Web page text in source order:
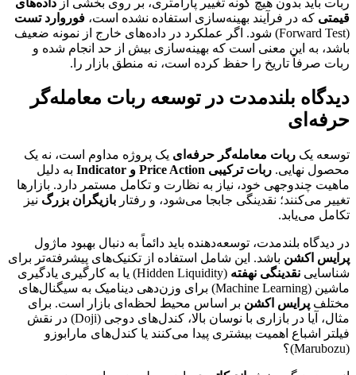
ربات باید بدون هیچ گونه تغییر پارامتری، بر روی بخشی از داده‌های
قیمتی که در فرآیند بهینه‌سازی استفاده نشده است، فوروارد تست
(Forward Test) شود. اگر عملکرد در داده‌های خارج از نمونه ضعیف
باشد، به این معنی است که بهینه‌سازی بیش از حد انجام شده و
ربات صرفاً تاریخ را حفظ کرده است، نه منطق بازار را.
دیدگاه بلندمدت در توسعه ربات معامله‌گر
حرفه‌ای
توسعه یک ربات معامله‌گر حرفه‌ای یک پروژه مداوم است، نه یک
محصول نهایی. ربات ترکیبی Price Action و Indicator
به دلیل
ماهیت چندوجهی خود، نیاز به نظارت و تکامل مستمر دارد. بازارها
تغییر می‌کنند؛ نقدینگی جابجا می‌شود، و رفتار بازیگران بزرگ نیز
تکامل می‌یابد.
در دیدگاه بلندمدت، توسعه‌دهنده باید دائماً به دنبال بهبود ماژول
پرایس اکشن باشد. این شامل استفاده از تکنیک‌های پیشرفته‌تر برای
شناسایی نقدینگی نهفته
(Hidden Liquidity) یا به کارگیری یادگیری
ماشین (Machine Learning) برای وزن‌دهی دینامیک به سیگنال‌های
مختلف پرایس اکشن بر اساس محیط لحظه‌ای بازار است. برای
مثال، آیا در بازاری با نوسان بالا، کندل‌های دوجی (Doji) در نقش
فیلتر اشباع اهمیت بیشتری پیدا می‌کنند یا کندل‌های مارابوزو
(Marubozu)؟